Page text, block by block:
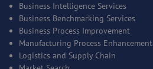
Business Intelligence Services
Business Benchmarking Services
Business Process Improvement
Manufacturing Process Enhancement
Logistics and Supply Chain